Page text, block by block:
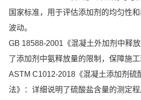
国家标准，用于评估添加剂的均匀性
波动。
GB 18588-2001《混凝土外加剂中释
了添加剂中氨释放量的限制，保障施工
ASTM C1012-2018《混凝土添加剂硫
法》：详细说明了硫酸盐含量的测定